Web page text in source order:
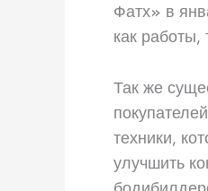
Фатх» в
как
Так же
техники,
улучшить